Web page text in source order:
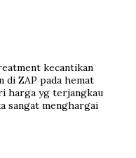
kecantikan
ZAP pada hemat
harga yg terjangkau
sangat menghargai